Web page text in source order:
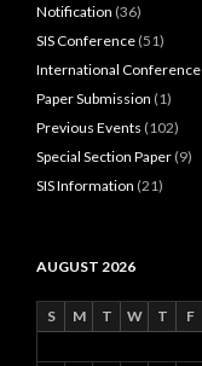
Notification (36)
SIS Conference (51)
International Conference
Paper Submission (1)
Previous Events (102)
Special Section Paper (9)
SIS Information (21)
AUGUST 2026
S M T W T F